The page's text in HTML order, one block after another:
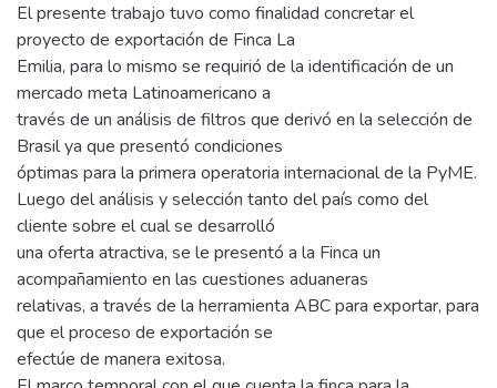
El presente trabajo tuvo como finalidad concretar el
proyecto de exportación de Finca La
Emilia, para lo mismo se requirió de la identificación de un
mercado meta Latinoamericano a
través de un análisis de filtros que derivó en la selección de
Brasil ya que presentó condiciones
óptimas para la primera operatoria internacional de la PyME.
Luego del análisis y selección tanto del país como del
cliente sobre el cual se desarrolló
una oferta atractiva, se le presentó a la Finca un
acompañamiento en las cuestiones aduaneras
relativas, a través de la herramienta ABC para exportar, para
que el proceso de exportación se
efectúe de manera exitosa.